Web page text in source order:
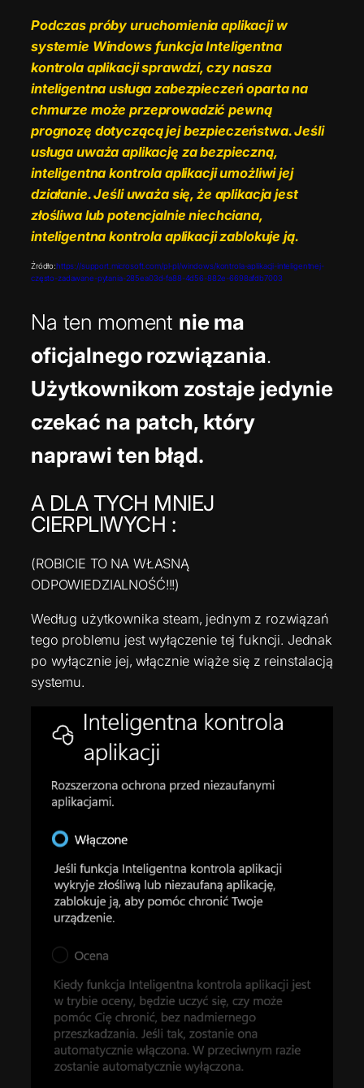
Podczas próby uruchomienia aplikacji w
systemie Windows funkcja Inteligentna
kontrola aplikacji sprawdzi, czy nasza
inteligentna usługa zabezpieczeń oparta na
chmurze może przeprowadzić pewną
prognozę dotyczącą jej bezpieczeństwa. Jeśli
usługa uważa aplikację za bezpieczną,
inteligentna kontrola aplikacji umożliwi jej
działanie. Jeśli uważa się, że aplikacja jest
złośliwa lub potencjalnie niechciana,
inteligentna kontrola aplikacji zablokuje ją.
Źródło:https://support.microsoft.com/pl-pl/windows/kontrola-aplikacji-inteligentnej-
często-zadawane-pytania-285ea03d-fa88-4d56-882e-6698afdb7003
Na ten moment nie ma
oficjalnego rozwiązania.
Użytkownikom zostaje jedynie
czekać na patch, który
naprawi ten błąd.
A DLA TYCH MNIEJ
CIERPLIWYCH :
(ROBICIE TO NA WŁASNĄ
ODPOWIEDZIALNOŚĆ!!!)
Według użytkownika steam, jednym z rozwiązań
tego problemu jest wyłączenie tej fukncji. Jednak
po wyłącznie jej, włącznie wiąże się z reinstalacją
systemu.